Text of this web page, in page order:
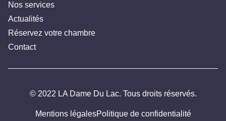
Nos services
Actualités
Réservez votre chambre
Contact
© 2022 LA Dame Du Lac. Tous droits réservés.
Mentions légalesPolitique de confidentialité